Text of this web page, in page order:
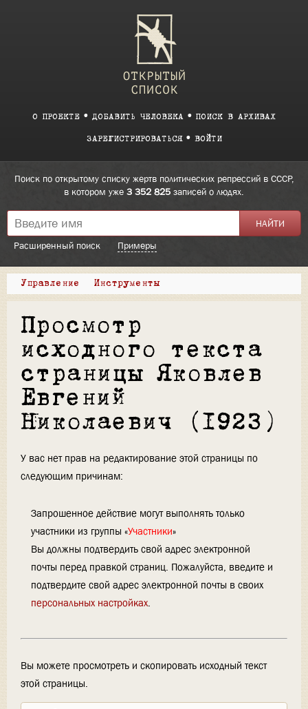
О ПРОЕКТЕ ДОБАВИТЬ ЧЕЛОВЕКА ПОИСК В АРХИВАХ
ЗАРЕГИСТРИРОВАТЬСЯ ВОЙТИ
Поиск по открытому списку жертв политических репрессий в СССР,
в котором уже 3 352 825 записей о людях.
Расширенный поиск Примеры
Управление Инструменты
Просмотр
исходного текста
страницы Яковлев
Евгений
Николаевич (1923)
У вас нет прав на редактирование этой страницы по
следующим причинам:
Запрошенное действие могут выполнять только
участники из группы «Участники»
Вы должны подтвердить свой адрес электронной
почты перед правкой страниц. Пожалуйста, введите и
подтвердите свой адрес электронной почты в своих
персональных настройках.
Вы можете просмотреть и скопировать исходный текст
этой страницы.